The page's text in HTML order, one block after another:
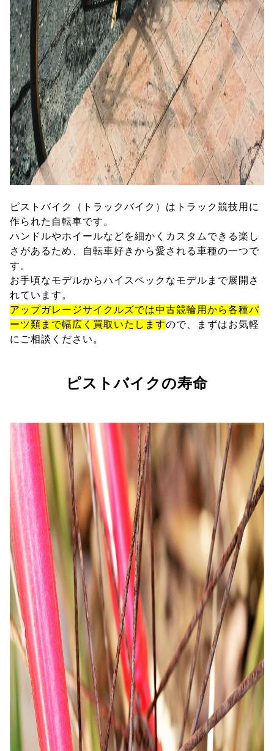
ピストバイク（トラックバイク）はトラック競技用に
作られた自転車です。
ハンドルやホイールなどを細かくカスタムできる楽し
さがあるため、自転車好きから愛される車種の一つで
す。
お手頃なモデルからハイスペックなモデルまで展開さ
れています。
アップガレージサイクルズでは中古競輪用から各種パ
ーツ類まで幅広く買取いたしますので、まずはお気軽
にご相談ください。
ピストバイクの寿命